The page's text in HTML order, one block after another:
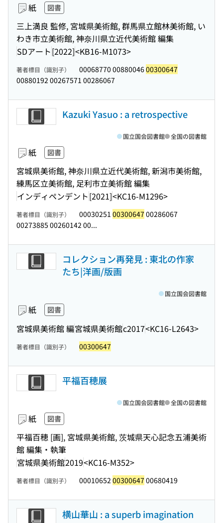
紙 図書
三上満良 監修, 宮城県美術館, 群馬県立館林美術館, い
わき市立美術館, 神奈川県立近代美術館 編集
SDアート[2022]<KB16-M1073>
著者標目（識別子） 00068770 0088004600300647
00880192 00267571 00286067
Kazuki Yasuo : a retrospective
紙 図書
宮城県美術館, 神奈川県立近代美術館, 新潟市美術館,
練馬区立美術館, 足利市立美術館 編集
インディペンデント[2021]<KC16-M1296>
国立国会図書館 全国の図書館
著者標目（識別子） 00030251 00300647 00286067
00273885 00260142 00...
コレクション再発見 : 東北の作家
たち|洋画/版画
紙 図書
宮城県美術館 編宮城県美術館c2017<KC16-L2643>
国立国会図書館
著者標目（識別子） 00300647
平福百穂展
紙 図書
平福百穂 [画], 宮城県美術館, 茨城県天心記念五浦美術
館 編集・執筆
宮城県美術館2019<KC16-M352>
国立国会図書館 全国の図書館
著者標目（識別子） 00010652 00300647 00680419
横山華山 : a superb imagination